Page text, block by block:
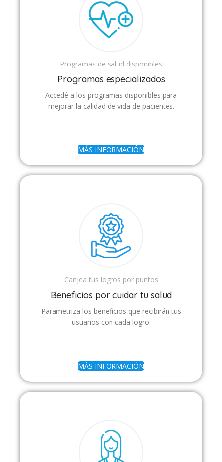
Programas de salud disponibles
Programas especializados
Accedé a los programas disponibles para
mejorar la calidad de vida de pacientes.
MÁS INFORMACIÓN
Canjea tus logros por puntos
Beneficios por cuidar tu salud
Parametriza los beneficios que recibirán tus
usuarios con cada logro.
MÁS INFORMACIÓN